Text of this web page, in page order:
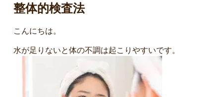
整体的検査法
こんにちは。
水が足りないと体の不調は起こりやすいです。